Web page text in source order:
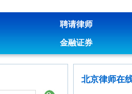
聘请律师
金融证券
北京律师在